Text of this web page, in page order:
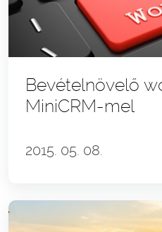
Bevételnövelő
MiniCRM-mel
2015. 05. 08.